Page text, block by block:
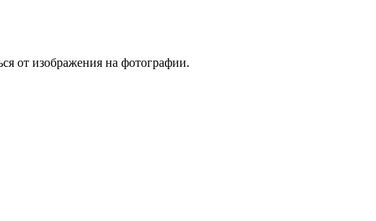
от изображения на фотографии.